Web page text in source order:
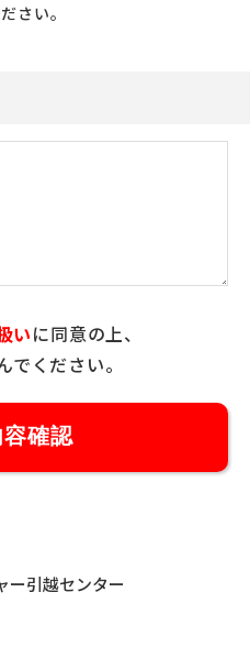
さい。
い に同意の上、
でください。
ー引越センター